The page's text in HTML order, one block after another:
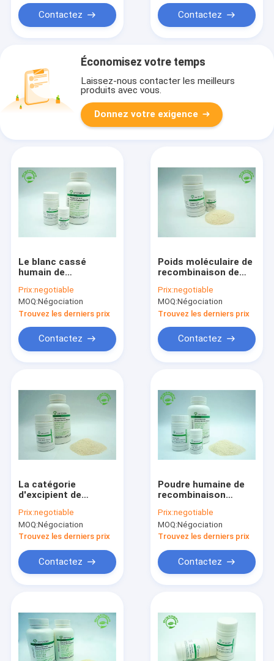
Produits
A propos de nous
Contactez Contactez
Économisez votre temps
Laissez-nous contacter les meilleurs
produits avec vous.
Donnez votre exigence
Le blanc cassé
humain de
d'albumine de
certificat d'OIN
saupoudrent
conforme avec le
GMP
Prix:negotiable
MOQ:Négociation
Trouvez les derniers prix
Contactez
Poids moléculaire de
recombinaison de
poudre d'OsrHSA de
grande pureté
Prix:negotiable
MOQ:Négociation
Trouvez les derniers prix
Contactez
La catégorie
d'excipient de
ne saupoudrer
l'albumine sérique
humaine aucun
Prix:negotiable
MOQ:Négociation
Trouvez les derniers prix
Contactez
Poudre humaine de
recombinaison
OsrHSA d'albumine
sérique
Prix:negotiable
MOQ:Négociation
Trouvez les derniers prix
Contactez